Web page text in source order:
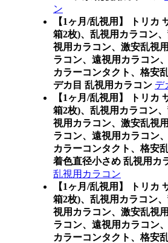
ン
【1ヶ月/乱視用】 トリカ
箱2枚)、乱視用カラコン
視用カラコン、激安乱視
ラコン、遠視用カラコン
カラーコンタクト、格安
デカ目 乱視用カラコン デ
【1ヶ月/乱視用】 トリカ
箱2枚)、乱視用カラコン
視用カラコン、激安乱視
ラコン、遠視用カラコン
カラーコンタクト、格安
着色直径小さめ 乱視用カ
乱視用カラコン
【1ヶ月/乱視用】 トリカ
箱2枚)、乱視用カラコン
視用カラコン、激安乱視
ラコン、遠視用カラコン
カラーコンタクト、格安